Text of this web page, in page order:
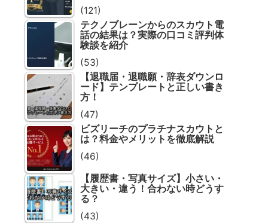
(121)
テクノブレーンからのスカウト電
話の結果は？実際の口コミ評判体
験談を紹介
(53)
【退職届・退職願・辞表ダウンロ
ード】テンプレートと正しい書き
方！
(47)
ビズリーチのプラチナスカウトと
は？料金やメリットを徹底解説
(46)
【履歴書・写真サイズ】小さい・
大きい・違う！合わない時どうす
る？
(43)